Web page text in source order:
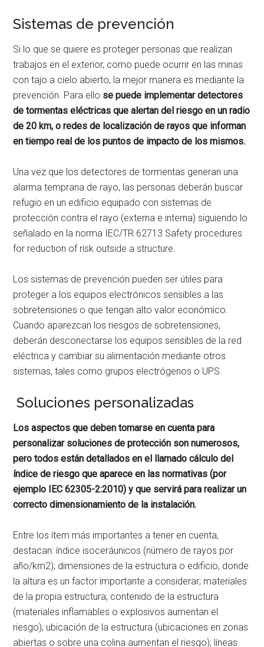
Sistemas de prevención
Si lo que se quiere es proteger personas que realizan
trabajos en el exterior, como puede ocurrir en las minas
con tajo a cielo abierto, la mejor manera es mediante la
prevención. Para ello se puede implementar detectores
de tormentas eléctricas que alertan del riesgo en un radio
de 20 km, o redes de localización de rayos que informan
en tiempo real de los puntos de impacto de los mismos.
Una vez que los detectores de tormentas generan una
alarma temprana de rayo, las personas deberán buscar
refugio en un edificio equipado con sistemas de
protección contra el rayo (externa e interna) siguiendo lo
señalado en la norma IEC/TR 62713 Safety procedures
for reduction of risk outside a structure.
Los sistemas de prevención pueden ser útiles para
proteger a los equipos electrónicos sensibles a las
sobretensiones o que tengan alto valor económico.
Cuando aparezcan los riesgos de sobretensiones,
deberán desconectarse los equipos sensibles de la red
eléctrica y cambiar su alimentación mediante otros
sistemas, tales como grupos electrógenos o UPS.
Soluciones personalizadas
Los aspectos que deben tomarse en cuenta para
personalizar soluciones de protección son numerosos,
pero todos están detallados en el llamado cálculo del
índice de riesgo que aparece en las normativas (por
ejemplo IEC 62305-2:2010) y que servirá para realizar un
correcto dimensionamiento de la instalación.
Entre los ítem más importantes a tener en cuenta,
destacan: índice isoceráunicos (número de rayos por
año/km2); dimensiones de la estructura o edificio, donde
la altura es un factor importante a considerar; materiales
de la propia estructura; contenido de la estructura
(materiales inflamables o explosivos aumentan el
riesgo); ubicación de la estructura (ubicaciones en zonas
abiertas o sobre una colina aumentan el riesgo); líneas